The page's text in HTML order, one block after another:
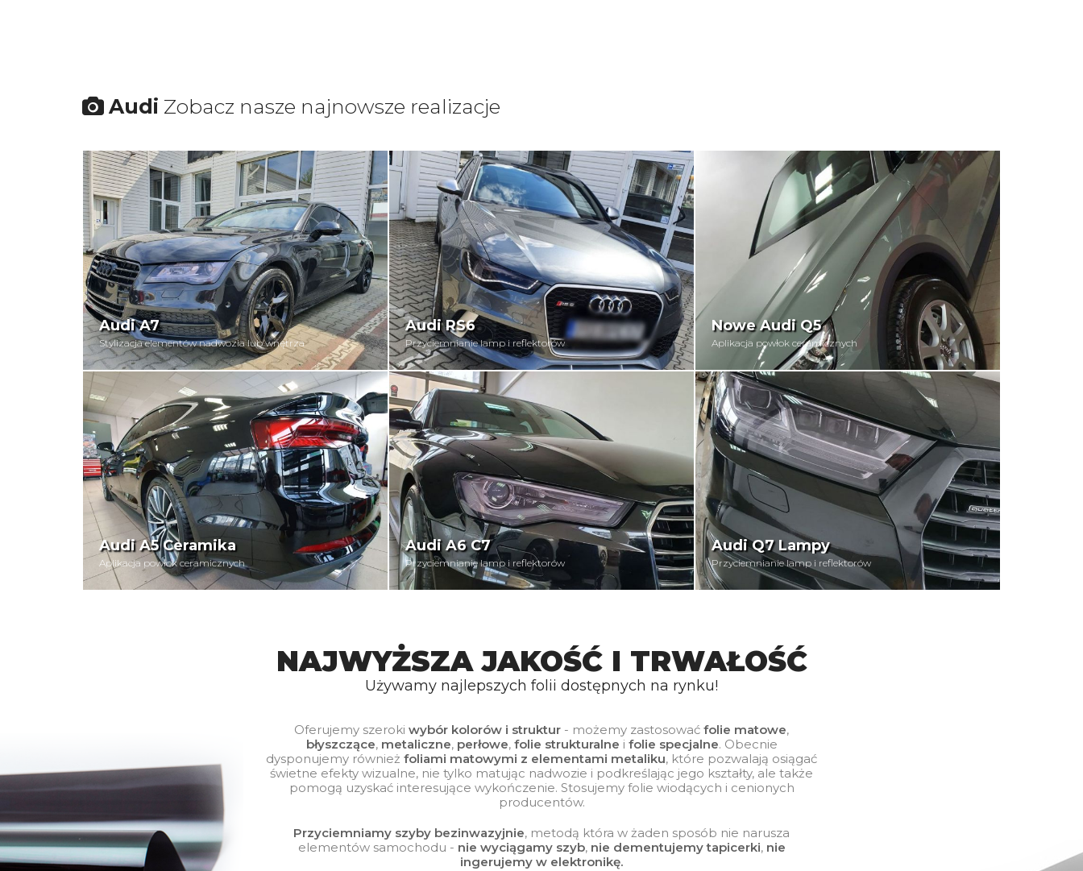
Audi Zobacz nasze najnowsze realizacje
Audi A7
Stylizacja elementów nadwozia lub wnętrza
Audi RS6
Przyciemnianie lamp i reflektorów
Nowe Audi Q5
Aplikacja powłok ceramicznych
Audi A5 Ceramika
Aplikacja powłok ceramicznych
Audi A6 C7
Przyciemnianie lamp i reflektorów
Audi Q7 Lampy
Przyciemnianie lamp i reflektorów
NAJWYŻSZA JAKOŚĆ I TRWAŁOŚĆ
Używamy najlepszych folii dostępnych na rynku!
Oferujemy szeroki wybór kolorów i struktur - możemy zastosować folie matowe,
błyszczące, metaliczne, perłowe,folie strukturalne i folie specjalne. Obecnie
dysponujemy również foliami matowymi z elementami metaliku, które pozwalają osiągać
świetne efekty wizualne, nie tylko matując nadwozie i podkreślając jego kształty, ale także
pomogą uzyskać interesujące wykończenie. Stosujemy folie wiodących i cenionych
producentów.
Przyciemniamy szyby bezinwazyjnie, metodą która w żaden sposób nie narusza
elementów samochodu - nie wyciągamy szyb, nie dementujemy tapicerki, nie
ingerujemy w elektronikę.